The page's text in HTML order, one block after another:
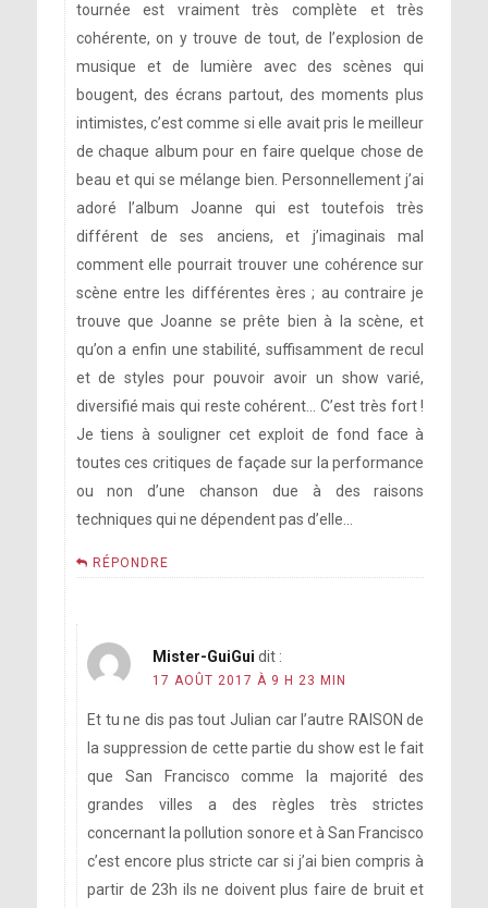
tournée est vraiment très complète et très
cohérente, on y trouve de tout, de l’explosion de
musique et de lumière avec des scènes qui
bougent, des écrans partout, des moments plus
intimistes, c’est comme si elle avait pris le meilleur
de chaque album pour en faire quelque chose de
beau et qui se mélange bien. Personnellement j’ai
adoré l’album Joanne qui est toutefois très
différent de ses anciens, et j’imaginais mal
comment elle pourrait trouver une cohérence sur
scène entre les différentes ères ; au contraire je
trouve que Joanne se prête bien à la scène, et
qu’on a enfin une stabilité, suffisamment de recul
et de styles pour pouvoir avoir un show varié,
diversifié mais qui reste cohérent… C’est très fort !
Je tiens à souligner cet exploit de fond face à
toutes ces critiques de façade sur la performance
ou non d’une chanson due à des raisons
techniques qui ne dépendent pas d’elle…
RÉPONDRE
Mister-GuiGui dit :
17 AOÛT 2017 À 9 H 23 MIN
Et tu ne dis pas tout Julian car l’autre RAISON de
la suppression de cette partie du show est le fait
que San Francisco comme la majorité des
grandes villes a des règles très strictes
concernant la pollution sonore et à San Francisco
c’est encore plus stricte car si j’ai bien compris à
partir de 23h ils ne doivent plus faire de bruit et